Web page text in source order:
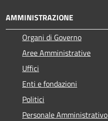
AMMINISTRAZIONE
Organi di Governo
Aree Amministrative
Uffici
Enti e fondazioni
Politici
Personale Amministrativo